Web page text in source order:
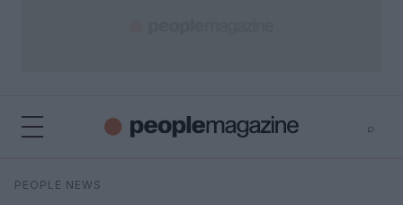
⌕
Cerca
PEOPLE NEWS